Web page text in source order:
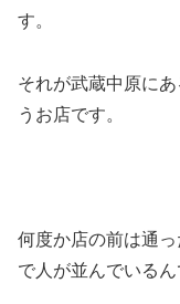
す。
それが武蔵中原にあ
うお店です。
何度か店の前は通
で人が並んでいるん